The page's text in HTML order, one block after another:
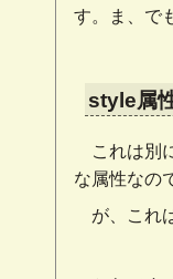
す。ま、で
style属
これは別
な属性なの
が、これ